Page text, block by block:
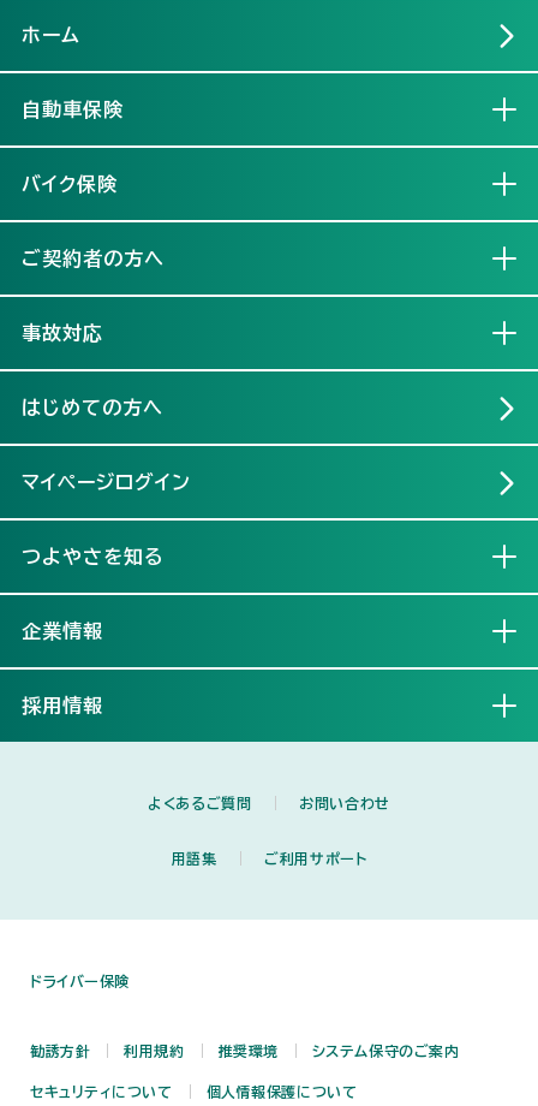
ホーム
自動車保険
バイク保険
ご契約者の方へ
事故対応
はじめての方へ
マイページログイン
つよやさを知る
企業情報
採用情報
よくあるご質問 お問い合わせ
用語集 ご利用サポート
ドライバー保険
勧誘方針 利用規約 推奨環境 システム保守のご案内
セキュリティについて 個人情報保護について